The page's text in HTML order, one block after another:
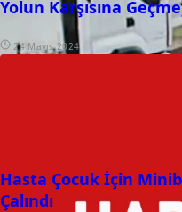
Yolun Karşısına
24 Mayıs 2024
Hasta Çocuk İçin
Çalındı